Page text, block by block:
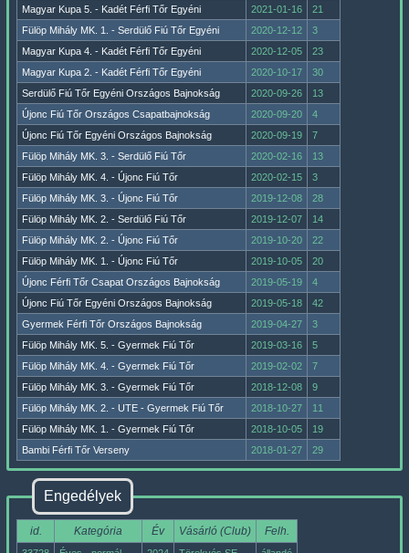
Magyar Kupa 5. - Kadét Férfi Tőr Egyéni
2021-01-16
21
Fülöp Mihály MK. 1. - Serdülő Fiú Tőr Egyéni
2020-12-12
3
Magyar Kupa 4. - Kadét Férfi Tőr Egyéni
2020-12-05
23
Magyar Kupa 2. - Kadét Férfi Tőr Egyéni
2020-10-17
30
Serdülő Fiú Tőr Egyéni Országos Bajnokság
2020-09-26
13
Újonc Fiú Tőr Országos Csapatbajnokság
2020-09-20
4
Újonc Fiú Tőr Egyéni Országos Bajnokság
2020-09-19
7
Fülöp Mihály MK. 3. - Serdülő Fiú Tőr
2020-02-16
13
Fülöp Mihály MK. 4. - Újonc Fiú Tőr
2020-02-15
3
Fülöp Mihály MK. 3. - Újonc Fiú Tőr
2019-12-08
28
Fülöp Mihály MK. 2. - Serdülő Fiú Tőr
2019-12-07
14
Fülöp Mihály MK. 2. - Újonc Fiú Tőr
2019-10-20
22
Fülöp Mihály MK. 1. - Újonc Fiú Tőr
2019-10-05
20
Újonc Férfi Tőr Csapat Országos Bajnokság
2019-05-19
4
Újonc Fiú Tőr Egyéni Országos Bajnokság
2019-05-18
42
Gyermek Férfi Tőr Országos Bajnokság
2019-04-27
3
Fülöp Mihály MK. 5. - Gyermek Fiú Tőr
2019-03-16
5
Fülöp Mihály MK. 4. - Gyermek Fiú Tőr
2019-02-02
7
Fülöp Mihály MK. 3. - Gyermek Fiú Tőr
2018-12-08
9
Fülöp Mihály MK. 2. - UTE - Gyermek Fiú Tőr
2018-10-27
11
Fülöp Mihály MK. 1. - Gyermek Fiú Tőr
2018-10-05
19
Bambi Férfi Tőr Verseny
2018-01-27 29
Engedélyek
id. Kategória Év Vásárló (Club) Felh.